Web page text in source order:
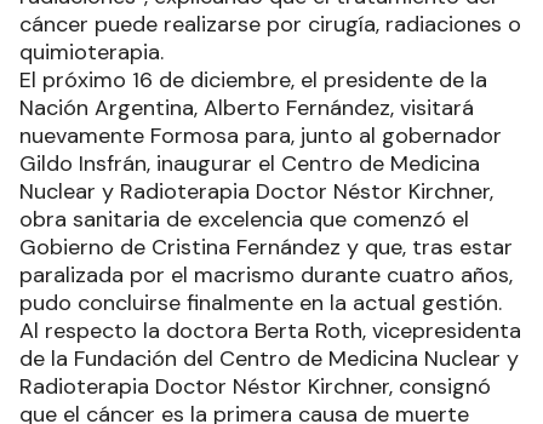
cáncer puede realizarse por cirugía, radiaciones o
quimioterapia.
El próximo 16 de diciembre, el presidente de la
Nación Argentina, Alberto Fernández, visitará
nuevamente Formosa para, junto al gobernador
Gildo Insfrán, inaugurar el Centro de Medicina
Nuclear y Radioterapia Doctor Néstor Kirchner,
obra sanitaria de excelencia que comenzó el
Gobierno de Cristina Fernández y que, tras estar
paralizada por el macrismo durante cuatro años,
pudo concluirse finalmente en la actual gestión.
Al respecto la doctora Berta Roth, vicepresidenta
de la Fundación del Centro de Medicina Nuclear y
Radioterapia Doctor Néstor Kirchner, consignó
que el cáncer es la primera causa de muerte